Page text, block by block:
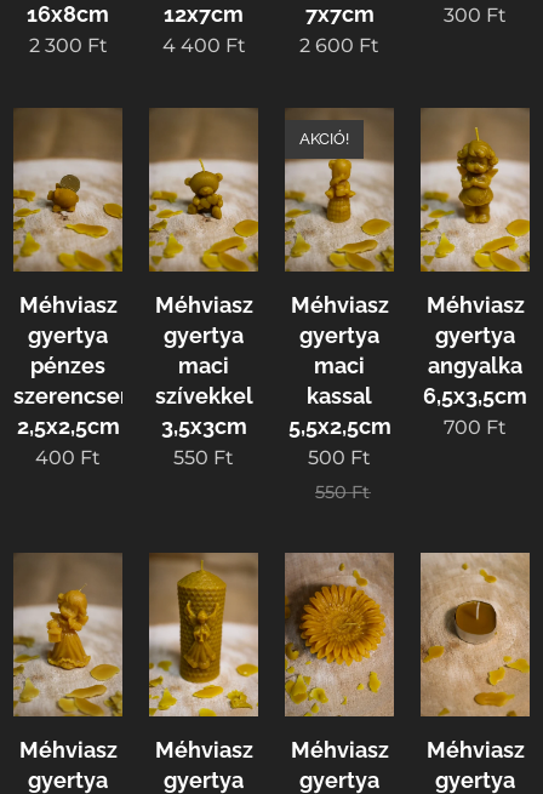
16x8cm
2 300 Ft
12x7cm
4 400 Ft
7x7cm
2 600 Ft
300 Ft
Méhviasz
gyertya
pénzes
szerencsemalac
2,5x2,5cm
400 Ft
Méhviasz
gyertya
maci
szívekkel
3,5x3cm
550 Ft
Méhviasz
gyertya
maci
kassal
5,5x2,5cm
AKCIÓ!
500 Ft
550Ft
Méhviasz
gyertya
angyalka
6,5x3,5cm
700 Ft
Méhviasz
gyertya
Méhviasz
gyertya
Méhviasz
gyertya
Méhviasz
gyertya